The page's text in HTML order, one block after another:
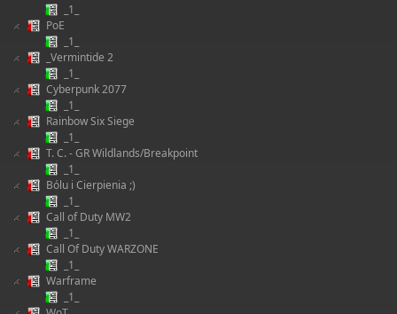
_1_
PoE
_1_
_Vermintide 2
_1_
Cyberpunk 2077
_1_
Rainbow Six Siege
_1_
T. C. - GR Wildlands/Breakpoint
_1_
Bólu i Cierpienia ;)
_1_
Call of Duty MW2
_1_
Call Of Duty WARZONE
_1_
Warframe
_1_